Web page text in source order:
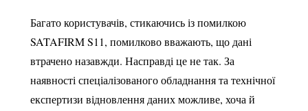
Багато користувачів, стикаючись із помилкою
SATAFIRM S11, помилково вважають, що дані
втрачено назавжди. Насправді це не так. За
наявності спеціалізованого обладнання та технічної
експертизи відновлення даних можливе, хоча й